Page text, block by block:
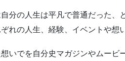
分の人生は平凡で普通だった、
れの人生、経験、イベントや想
いでを自分史マガジンやムービ